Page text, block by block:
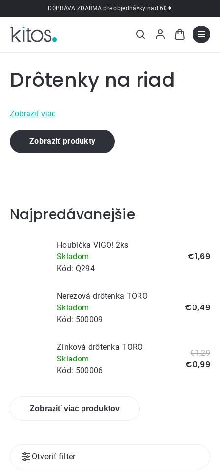
na
obsah
DOPRAVA ZDARMA pre objednávky nad 60 €
Drôtenky na riad
Zobraziť viac
Zobraziť produkty
Najpredávanejšie
Houbička VIGO! 2ks
Skladom
Kód: Q294
€1,69
Nerezová drôtenka TORO
Skladom
Kód: 500009
€0,49
Zinková drôtenka TORO
Skladom
Kód: 500006
€1,29
€0,99
Zobraziť viac produktov
Otvoriť filter
Výpis